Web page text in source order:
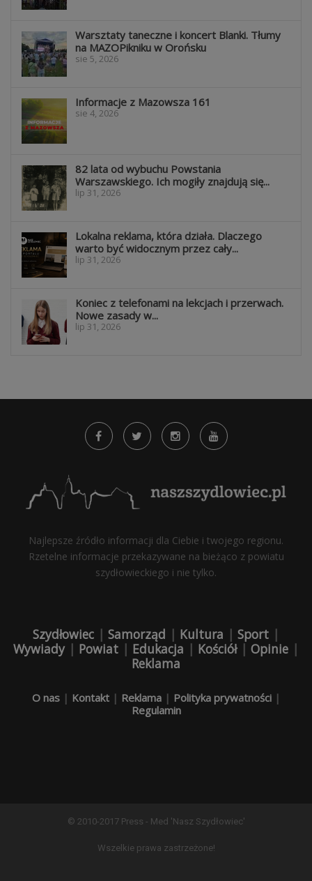
Warsztaty taneczne i koncert Blanki. Tłumy
na MAZOPikniku w Orońsku
sie 5, 2026
Informacje z Mazowsza 161
sie 4, 2026
82 lata od wybuchu Powstania
Warszawskiego. Ich mogiły znajdują się...
lip 31, 2026
Lokalna reklama, która działa. Dlaczego
warto być widocznym przez cały...
lip 31, 2026
Koniec z telefonami na lekcjach i przerwach.
Nowe zasady w...
lip 31, 2026
Najlepsze źródło informacji dla Ciebie i twojego regionu.
Rzetelne informacje przekazywane na bieżąco z powiatu
szydłowieckiego i nie tylko.
Szydłowiec Samorząd Kultura Sport
Wywiady| Powiat Edukacja Kościół| Opinie
Reklama
O nas| Kontakt| Reklama| Polityka prywatności|
Regulamin
© 2010-2017 Press - Med 'Nasz Szydłowiec'
Wszelkie prawa zastrzeżone!